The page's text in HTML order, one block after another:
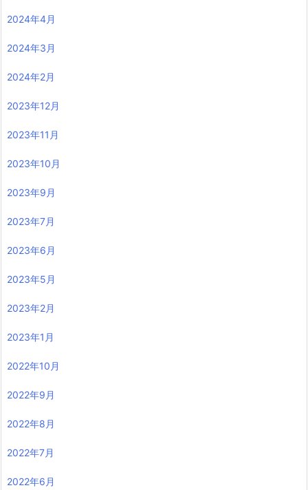
2024年4月
2024年3月
2024年2月
2023年12月
2023年11月
2023年10月
2023年9月
2023年7月
2023年6月
2023年5月
2023年2月
2023年1月
2022年10月
2022年9月
2022年8月
2022年7月
2022年6月